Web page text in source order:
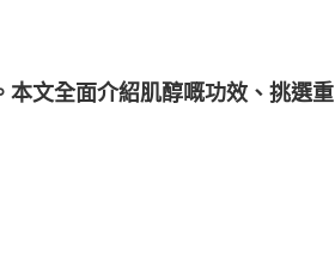
文全面介紹肌醇嘅功效、挑選重